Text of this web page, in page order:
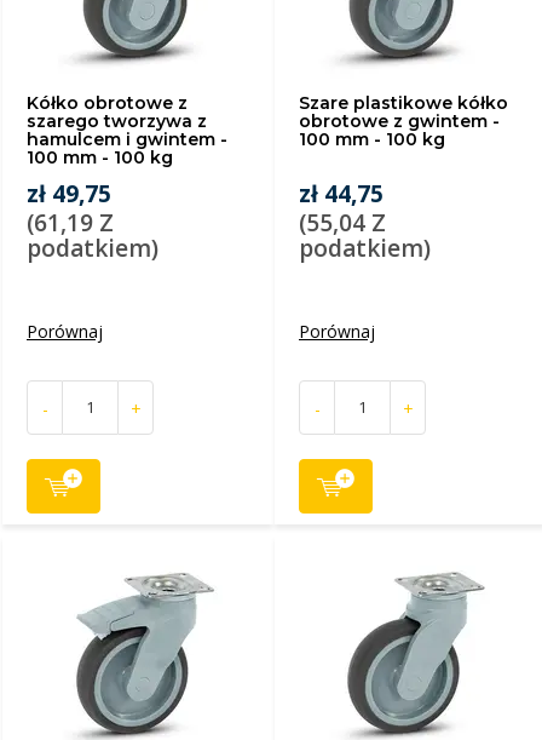
Kółko obrotowe z
szarego tworzywa z
hamulcem i gwintem -
100 mm - 100 kg
zł 49,75
(61,19 Z
podatkiem)
Porównaj
- +
Szare plastikowe kółko
obrotowe z gwintem -
100 mm - 100 kg
zł 44,75
(55,04 Z
podatkiem)
Porównaj
- +